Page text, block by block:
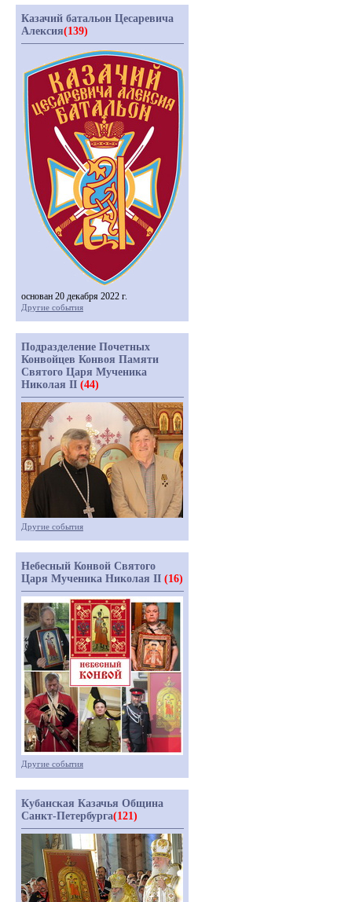
Казачий батальон Цесаревича
Алексия(139)
основан 20 декабря 2022 г.
Другие события
Подразделение Почетных
Конвойцев Конвоя Памяти
Святого Царя Мученика
Николая II (44)
Другие события
Небесный Конвой Святого
Царя Мученика Николая II (16)
Другие события
Кубанская Казачья Община
Санкт-Петербурга(121)